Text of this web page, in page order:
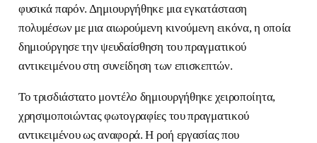
φυσικά παρόν. Δημιουργήθηκε μια εγκατάσταση
πολυμέσων με μια αιωρούμενη κινούμενη εικόνα, η οποία
δημιούργησε την ψευδαίσθηση του πραγματικού
αντικειμένου στη συνείδηση των επισκεπτών.
Το τρισδιάστατο μοντέλο δημιουργήθηκε χειροποίητα,
χρησιμοποιώντας φωτογραφίες του πραγματικού
αντικειμένου ως αναφορά. Η ροή εργασίας που